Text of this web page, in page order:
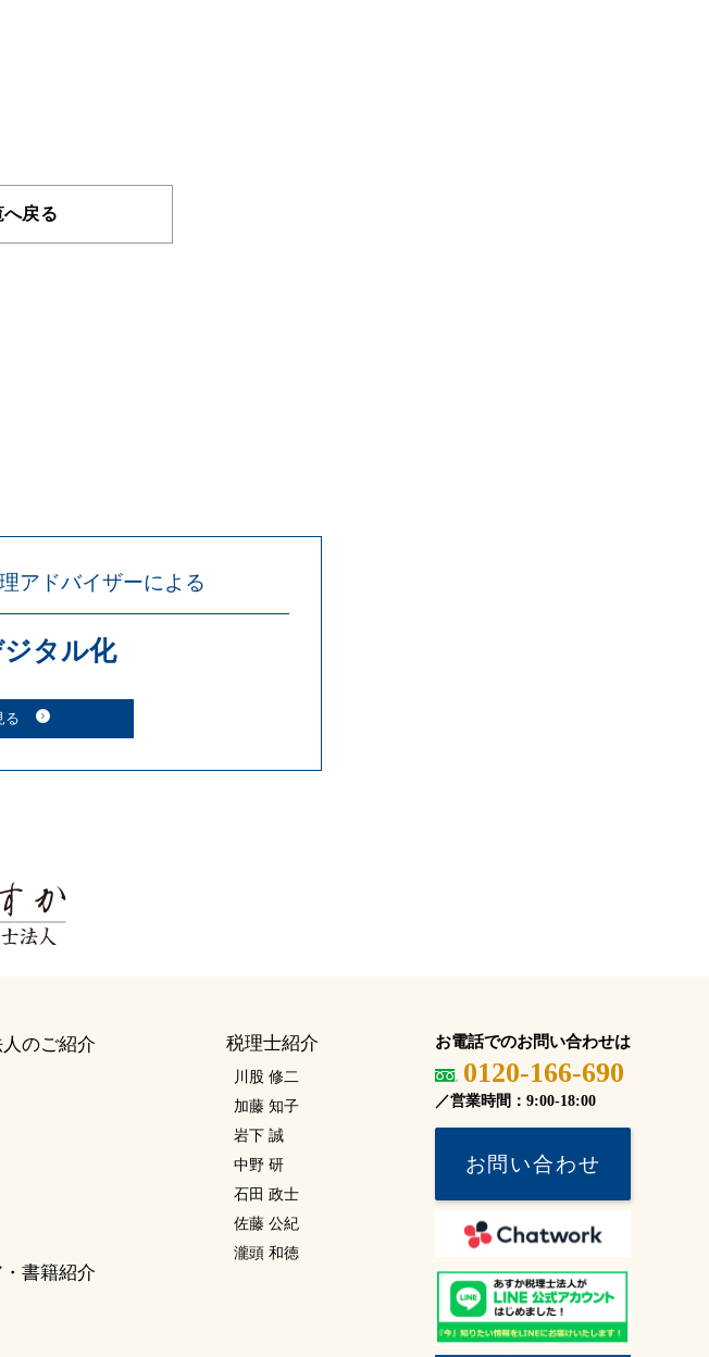
へ戻る
アドバイザーによる
タル化
る
のご紹介
書籍紹介
税理士紹介
川股 修二
加藤 知子
岩下 誠
中野 研
石田 政士
佐藤 公紀
瀧頭 和徳
お電話でのお問い合わせは
0120-166-690
／営業時間：9:00-18:00
お問い合わせ